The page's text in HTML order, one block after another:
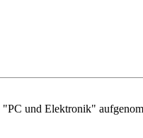
und Elektronik"